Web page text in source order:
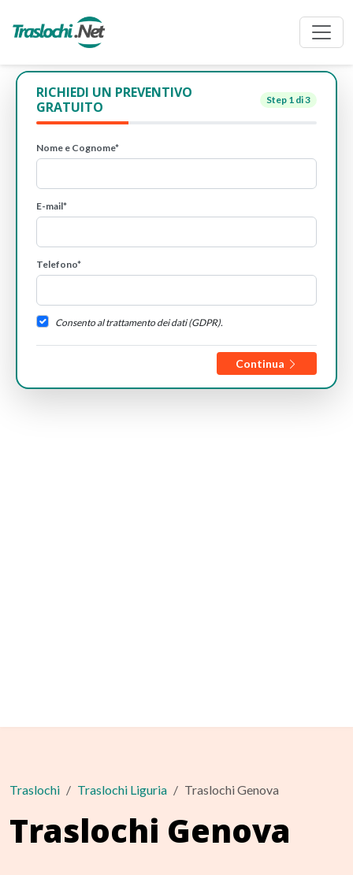
RICHIEDI UN PREVENTIVO
GRATUITO
Step 1 di 3
Nome e Cognome*
E-mail*
Telefono*
Consento al trattamento dei dati (GDPR).
Continua
Traslochi Traslochi Liguria Traslochi Genova
Traslochi Genova